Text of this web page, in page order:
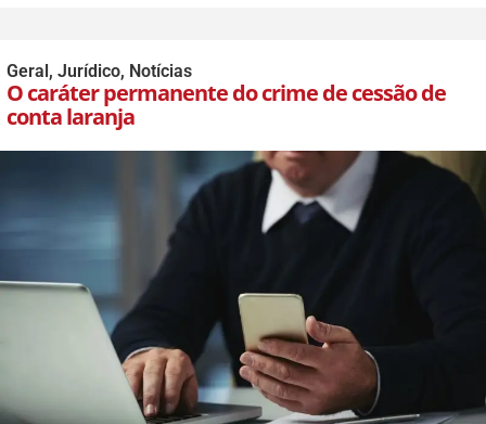
Geral, Jurídico, Notícias
O caráter permanente do crime de cessão de
conta laranja